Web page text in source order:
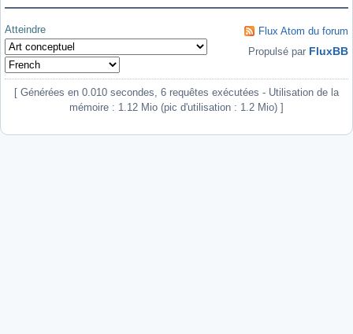
Atteindre
Flux Atom du forum
Propulsé par FluxBB
[ Générées en 0.010 secondes, 6 requêtes exécutées - Utilisation de la
mémoire : 1.12 Mio (pic d'utilisation : 1.2 Mio) ]